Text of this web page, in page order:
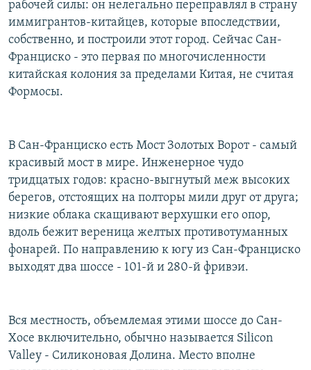
рабочей силы: он нелегально переправлял в страну
иммигрантов-китайцев, которые впоследствии,
собственно, и построили этот город. Сейчас Сан-
Франциско - это первая по многочисленности
китайская колония за пределами Китая, не считая
Формосы.
В Сан-Франциско есть Мост Золотых Ворот - самый
красивый мост в мире. Инженерное чудо
тридцатых годов: красно-выгнутый меж высоких
берегов, отстоящих на полторы мили друг от друга;
низкие облака скащивают верхушки его опор,
вдоль бежит вереница желтых противотуманных
фонарей. По направлению к югу из Сан-Франциско
выходят два шоссе - 101-й и 280-й фривэи.
Вся местность, объемлемая этими шоссе до Сан-
Хосе включительно, обычно называется Silicon
Valley - Силиконовая Долина. Место вполне